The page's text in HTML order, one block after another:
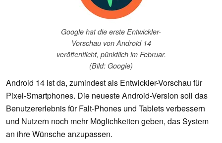
Google hat die erste Entwickler-
Vorschau von Android 14
veröffentlicht, pünktlich im Februar.
(Bild: Google)
Android 14 ist da, zumindest als Entwickler-Vorschau für
Pixel-Smartphones. Die neueste Android-Version soll das
Benutzererlebnis für Falt-Phones und Tablets verbessern
und Nutzern noch mehr Möglichkeiten geben, das System
an ihre Wünsche anzupassen.